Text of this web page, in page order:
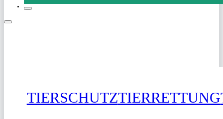
TIERSCHUTZTIERRETTUNG